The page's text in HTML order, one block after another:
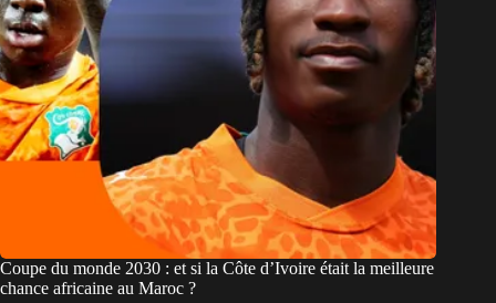
Coupe du monde 2030 : et si la Côte d’Ivoire était la meilleure
chance africaine au Maroc ?